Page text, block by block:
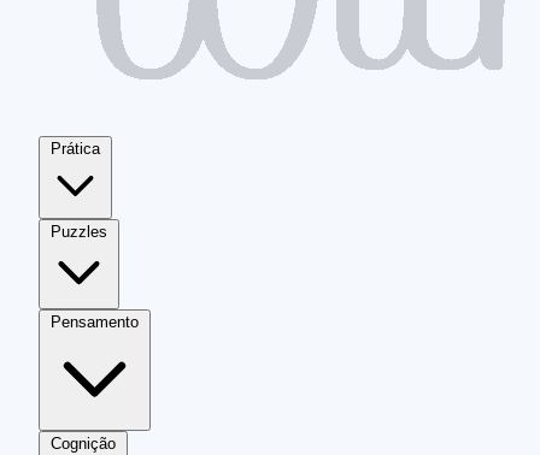
Prática
Puzzles
Pensamento
Cognição